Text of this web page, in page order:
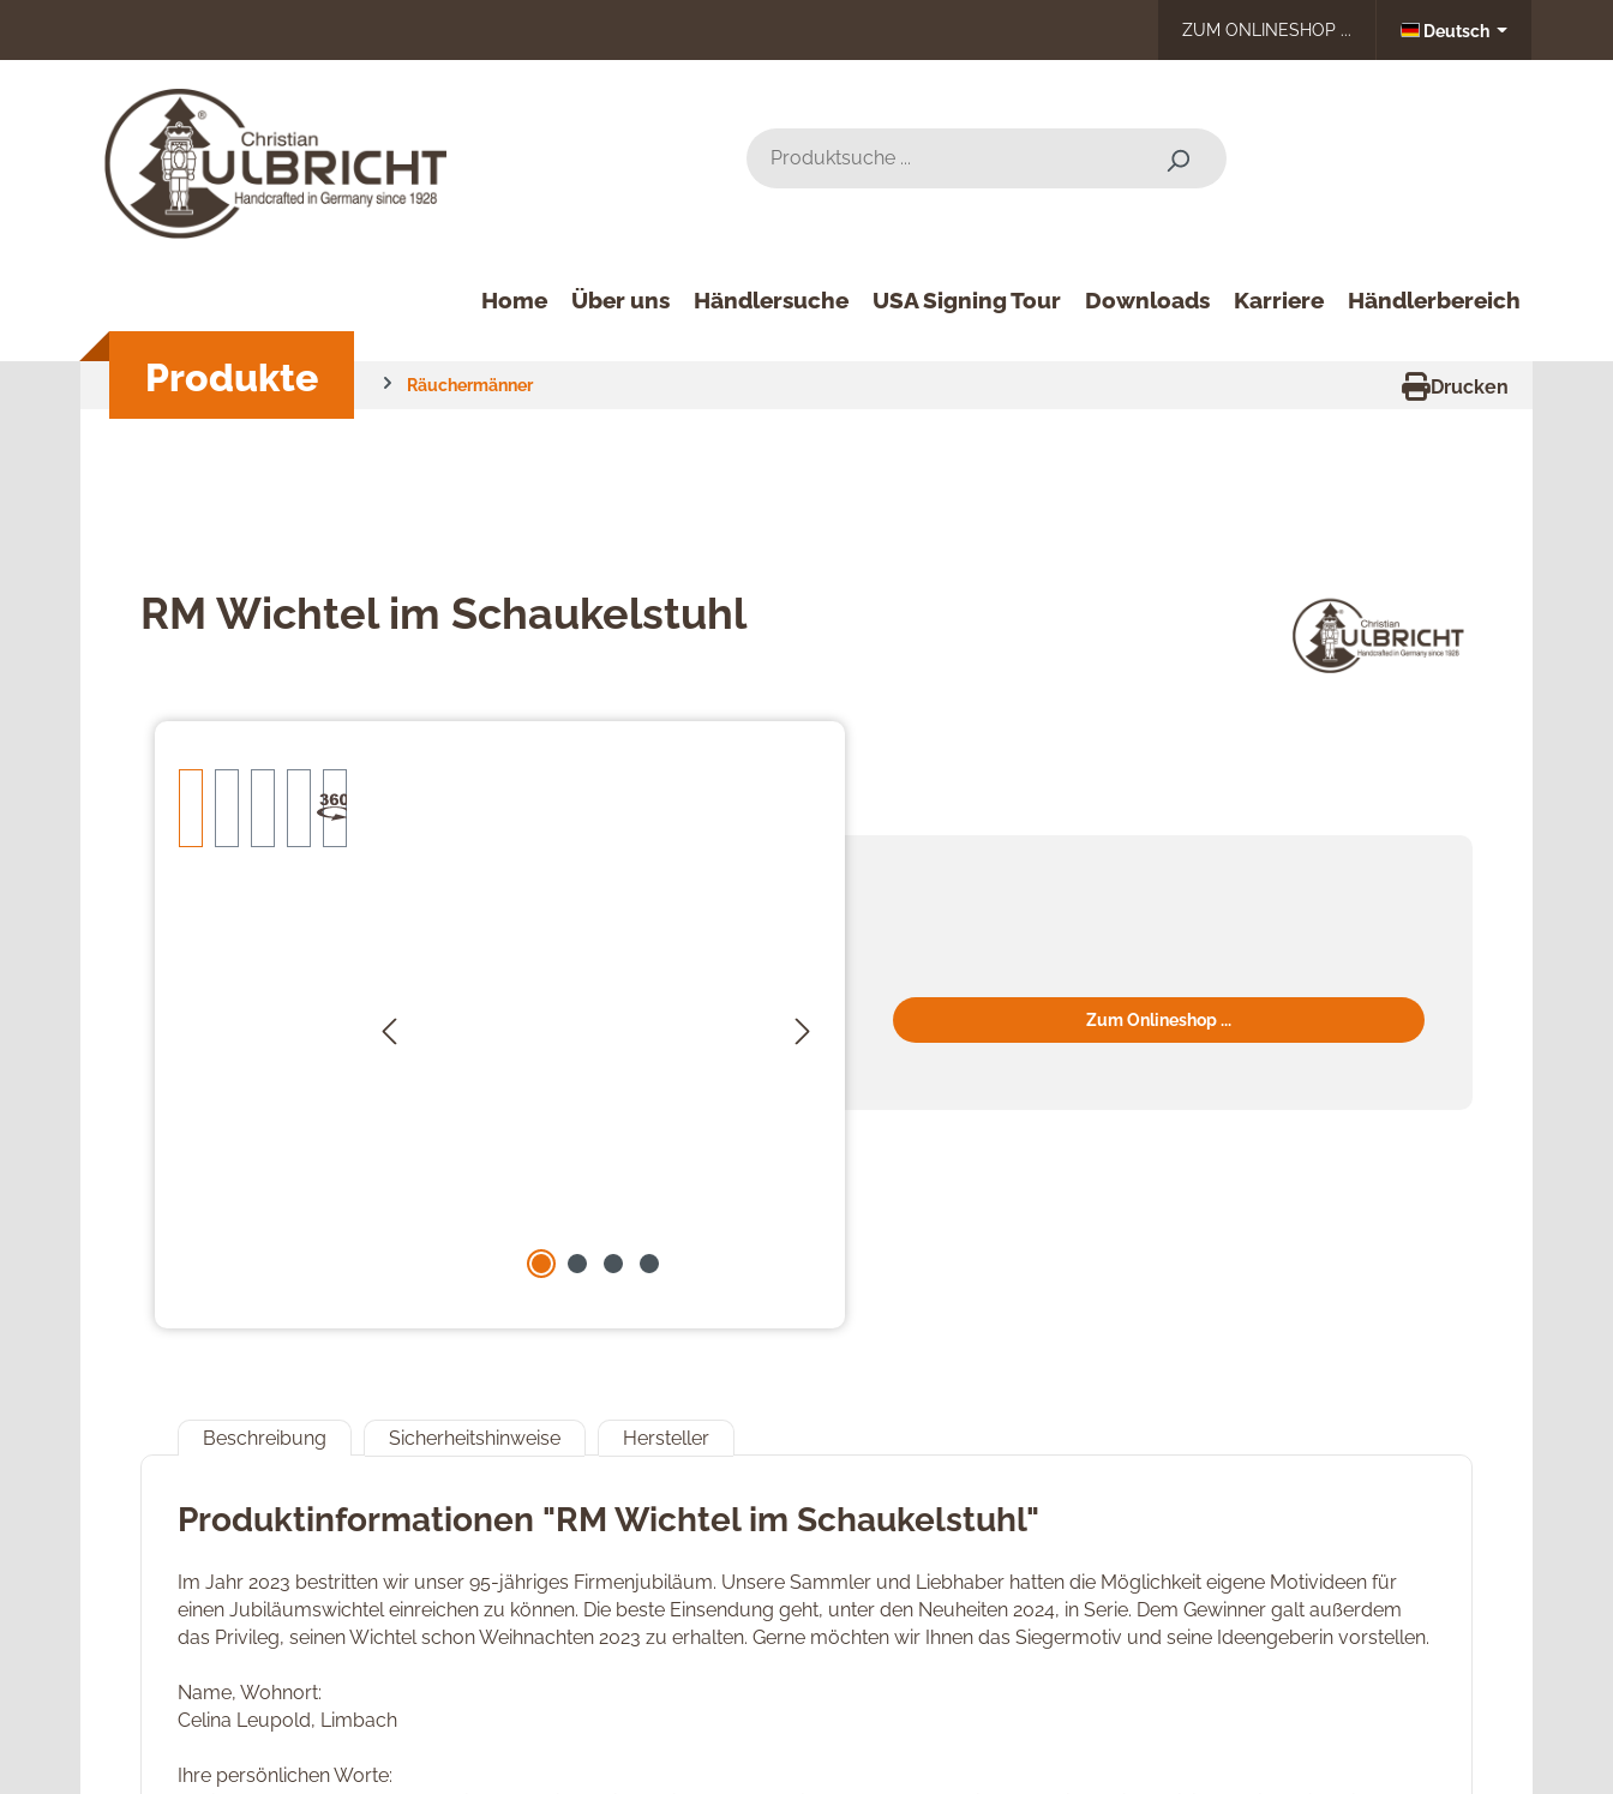
ZUM ONLINESHOP ... Deutsch
Home
Produkte
Über uns Händlersuche USA Signing Tour Downloads Karriere Händlerbereich
Räuchermänner Drucken
RM Wichtel im Schaukelstuhl
Zum Onlineshop ...
Beschreibung Sicherheitshinweise Hersteller
Produktinformationen "RM Wichtel im Schaukelstuhl"
Im Jahr 2023 bestritten wir unser 95-jähriges Firmenjubiläum. Unsere Sammler und Liebhaber hatten die Möglichkeit eigene Motivideen für
einen Jubiläumswichtel einreichen zu können. Die beste Einsendung geht, unter den Neuheiten 2024, in Serie. Dem Gewinner galt außerdem
das Privileg, seinen Wichtel schon Weihnachten 2023 zu erhalten. Gerne möchten wir Ihnen das Siegermotiv und seine Ideengeberin vorstellen.
Name, Wohnort:
Celina Leupold, Limbach
Ihre persönlichen Worte: